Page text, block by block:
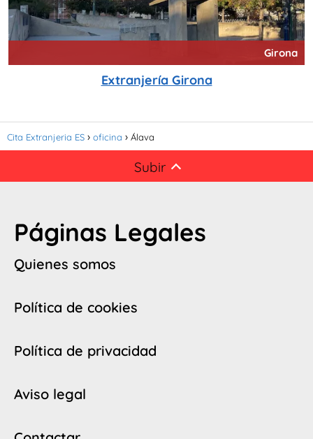
Girona
Extranjería Girona
Cita Extranjeria ES oficina Álava
Subir
Páginas Legales
Quienes somos
Política de cookies
Política de privacidad
Aviso legal